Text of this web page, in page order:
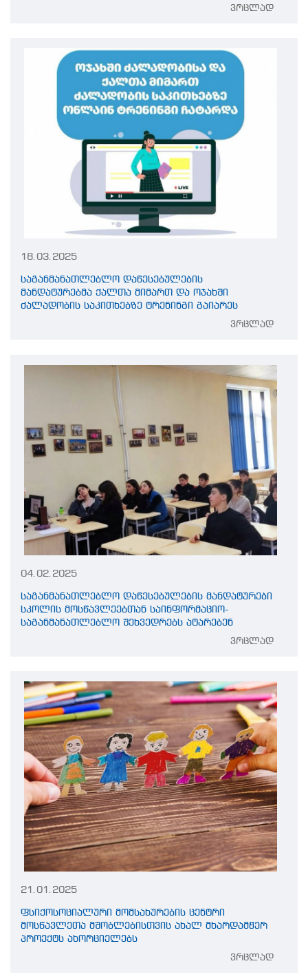
ვრცლად
18.03.2025
საგანმანათლებლო დაწესებულების
მანდატურებმა ქალთა მიმართ და ოჯახში
ძალადობის საკითხებზე ტრენინგი გაიარეს
ვრცლად
04.02.2025
საგანმანათლებლო დაწესებულების მანდატურები
სკოლის მოსწავლეებთან საინფორმაციო-
საგანმანათლებლო შეხვედრებს ატარებენ
ვრცლად
21.01.2025
ფსიქოსოციალური მომსახურების ცენტრი
მოსწავლეთა მშობლებისთვის ახალ მხარდამჭერ
პროექტს ახორციელებს
ვრცლად